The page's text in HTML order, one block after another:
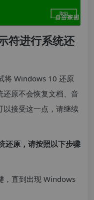
符进行系统还
将 Windows 10 还原
还原不会恢复文档、音
以接受这一点，请继续
还原，请按照以下步骤
，直到出现 Windows